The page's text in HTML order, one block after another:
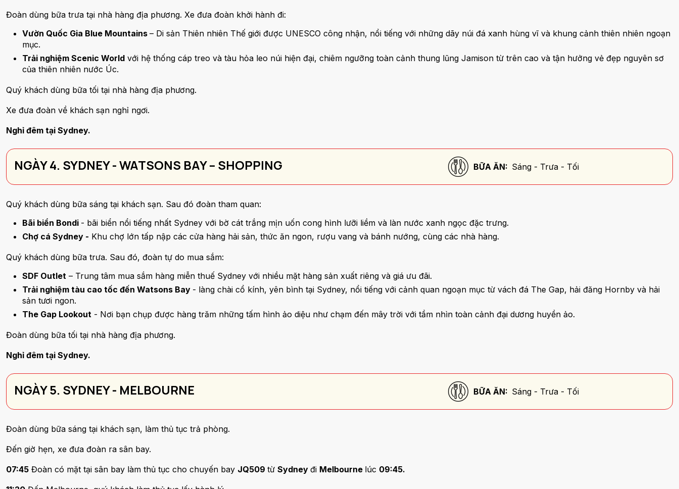
Đoàn dùng bữa trưa tại nhà hàng địa phương. Xe đưa đoàn khởi hành đi:
Vườn Quốc Gia Blue Mountains – Di sản Thiên nhiên Thế giới được UNESCO công nhận, nổi tiếng với những dãy núi đá xanh hùng vĩ và khung cảnh thiên nhiên ngoạn
mục.
Trải nghiệm Scenic World với hệ thống cáp treo và tàu hỏa leo núi hiện đại, chiêm ngưỡng toàn cảnh thung lũng Jamison từ trên cao và tận hưởng vẻ đẹp nguyên sơ
của thiên nhiên nước Úc.
Quý khách dùng bữa tối tại nhà hàng địa phương.
Xe đưa đoàn về khách sạn nghỉ ngơi.
Nghỉ đêm tại Sydney.
NGÀY 4. SYDNEY - WATSONS BAY – SHOPPING BỮA ĂN: Sáng - Trưa - Tối
Quý khách dùng bữa sáng tại khách sạn. Sau đó đoàn tham quan:
Bãi biển Bondi - bãi biển nổi tiếng nhất Sydney với bờ cát trắng mịn uốn cong hình lưỡi liềm và làn nước xanh ngọc đặc trưng.
Chợ cá Sydney - Khu chợ lớn tấp nập các cửa hàng hải sản, thức ăn ngon, rượu vang và bánh nướng, cùng các nhà hàng.
Quý khách dùng bữa trưa. Sau đó, đoàn tự do mua sắm:
SDF Outlet – Trung tâm mua sắm hàng miễn thuế Sydney với nhiều mặt hàng sản xuất riêng và giá ưu đãi.
Trải nghiệm tàu cao tốc đến Watsons Bay - làng chài cổ kính, yên bình tại Sydney, nổi tiếng với cảnh quan ngoạn mục từ vách đá The Gap, hải đăng Hornby và hải
sản tươi ngon.
The Gap Lookout - Nơi bạn chụp được hàng trăm những tấm hình ảo diệu như chạm đến mây trời với tầm nhìn toàn cảnh đại dương huyền ảo.
Đoàn dùng bữa tối tại nhà hàng địa phương.
Nghỉ đêm tại Sydney.
NGÀY 5. SYDNEY - MELBOURNE BỮA ĂN: Sáng - Trưa - Tối
Đoàn dùng bữa sáng tại khách sạn, làm thủ tục trả phòng.
Đến giờ hẹn, xe đưa đoàn ra sân bay.
07:45 Đoàn có mặt tại sân bay làm thủ tục cho chuyến bay JQ509 từ Sydney đi Melbourne lúc 09:45.